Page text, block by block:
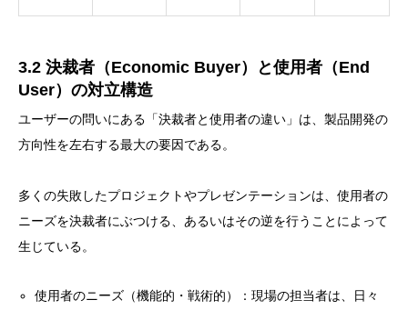
3.2 決裁者（Economic Buyer）と使用者（End
User）の対立構造
ユーザーの問いにある「決裁者と使用者の違い」は、製品開発の
方向性を左右する最大の要因である。
多くの失敗したプロジェクトやプレゼンテーションは、使用者の
ニーズを決裁者にぶつける、あるいはその逆を行うことによって
生じている。
使用者のニーズ（機能的・戦術的）：現場の担当者は、日々